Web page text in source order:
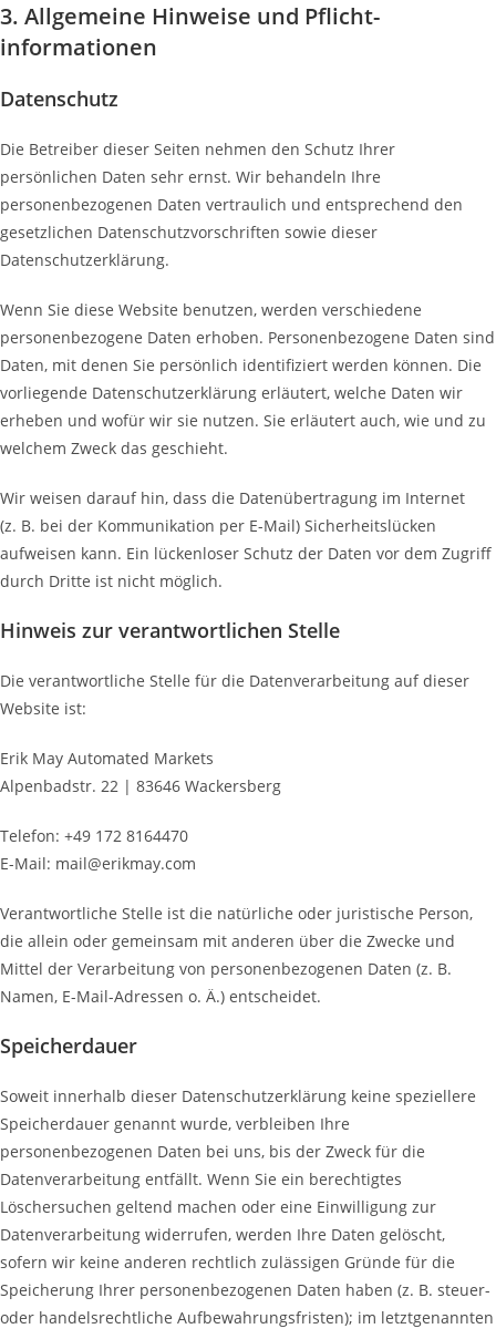
3. Allgemeine Hinweise und Pflicht­
informationen
Datenschutz
Die Betreiber dieser Seiten nehmen den Schutz Ihrer
persönlichen Daten sehr ernst. Wir behandeln Ihre
personenbezogenen Daten vertraulich und entsprechend den
gesetzlichen Datenschutzvorschriften sowie dieser
Datenschutzerklärung.
Wenn Sie diese Website benutzen, werden verschiedene
personenbezogene Daten erhoben. Personenbezogene Daten sind
Daten, mit denen Sie persönlich identifiziert werden können. Die
vorliegende Datenschutzerklärung erläutert, welche Daten wir
erheben und wofür wir sie nutzen. Sie erläutert auch, wie und zu
welchem Zweck das geschieht.
Wir weisen darauf hin, dass die Datenübertragung im Internet
(z. B. bei der Kommunikation per E-Mail) Sicherheitslücken
aufweisen kann. Ein lückenloser Schutz der Daten vor dem Zugriff
durch Dritte ist nicht möglich.
Hinweis zur verantwortlichen Stelle
Die verantwortliche Stelle für die Datenverarbeitung auf dieser
Website ist:
Erik May Automated Markets
Alpenbadstr. 22 | 83646 Wackersberg
Telefon: +49 172 8164470
E-Mail: mail@erikmay.com
Verantwortliche Stelle ist die natürliche oder juristische Person,
die allein oder gemeinsam mit anderen über die Zwecke und
Mittel der Verarbeitung von personenbezogenen Daten (z. B.
Namen, E-Mail-Adressen o. Ä.) entscheidet.
Speicherdauer
Soweit innerhalb dieser Datenschutzerklärung keine speziellere
Speicherdauer genannt wurde, verbleiben Ihre
personenbezogenen Daten bei uns, bis der Zweck für die
Datenverarbeitung entfällt. Wenn Sie ein berechtigtes
Löschersuchen geltend machen oder eine Einwilligung zur
Datenverarbeitung widerrufen, werden Ihre Daten gelöscht,
sofern wir keine anderen rechtlich zulässigen Gründe für die
Speicherung Ihrer personenbezogenen Daten haben (z. B. steuer-
oder handelsrechtliche Aufbewahrungsfristen); im letztgenannten